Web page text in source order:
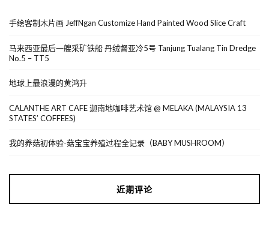
手绘客制木片画 JeffNgan Customize Hand Painted Wood Slice Craft
马来西亚最后一艘采矿铁船 丹绒督亚冷5号 Tanjung Tualang Tin Dredge
No.5 – TT5
地球上最浪漫的黄鸿升
CALANTHE ART CAFE 迦南地咖啡艺术馆 @ MELAKA (MALAYSIA 13
STATES’ COFFEES)
我的养菇初体验-菇宝宝养殖过程全记录（BABY MUSHROOM）
近期评论